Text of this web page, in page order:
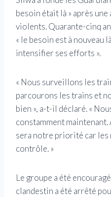
besoin était là » après
violents. Quarante-cinq
« le besoin est à nouveau
intensifier ses efforts ».
« Nous surveillons les
parcourons les trains et
bien », a-t-il déclaré. «
constamment
sera notre priorité car les
contrôle. »
Le groupe a été
clandestin a été arrêté